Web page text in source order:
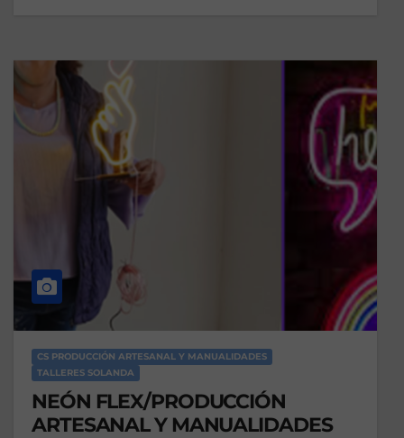
CS PRODUCCIÓN ARTESANAL Y MANUALIDADES
TALLERES SOLANDA
NEÓN FLEX/PRODUCCIÓN
ARTESANAL Y MANUALIDADES